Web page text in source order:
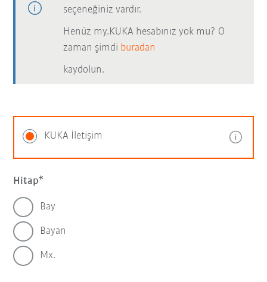
seçeneğiniz vardır.
Henüz my.KUKA hesabınız yok mu? O
zaman şimdi buradan
kaydolun.
KUKA İletişim
Hitap
Bay
Bayan
Mx.